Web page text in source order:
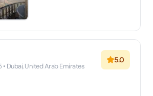
• Dubai, United Arab Emirates
5.0